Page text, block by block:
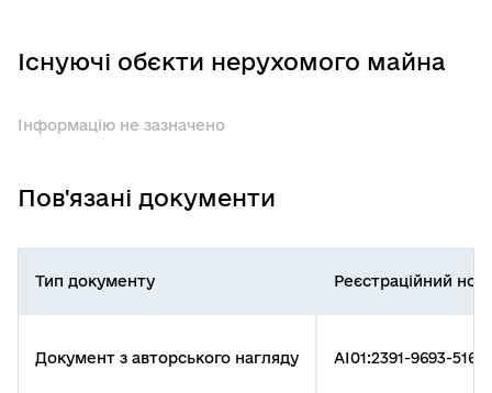
Існуючі обєкти нерухомого майна
Інформацію не зазначено
Пов'язані документи
Тип документу Реєстраційний
Документ з авторського нагляду AI01:2391-9693-5166-